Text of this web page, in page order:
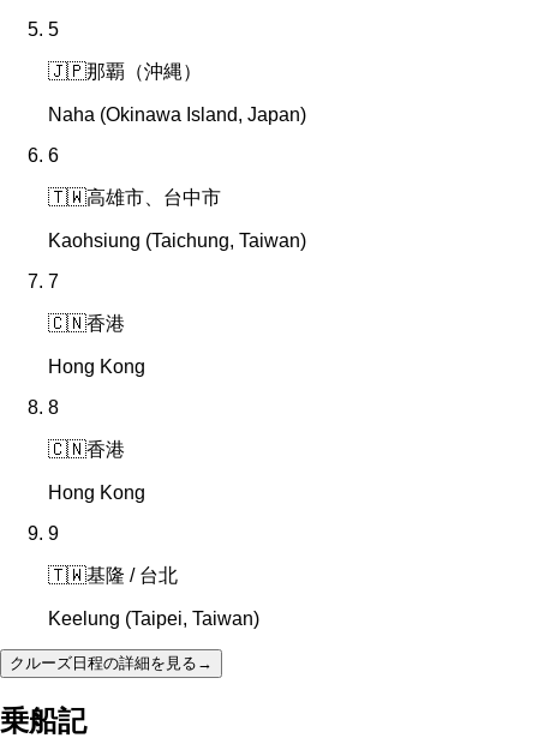
5
🇯🇵那覇（沖縄）
Naha (Okinawa Island, Japan)
6
🇹🇼高雄市、台中市
Kaohsiung (Taichung, Taiwan)
7
🇨🇳香港
Hong Kong
8
🇨🇳香港
Hong Kong
9
🇹🇼基隆 / 台北
Keelung (Taipei, Taiwan)
クルーズ日程の詳細を見る →
乗船記